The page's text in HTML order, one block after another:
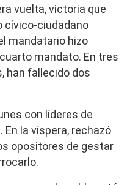
vuelta, victoria que
cívico-ciudadano
mandatario hizo
mandato. En tres
han fallecido dos
con líderes de
la víspera, rechazó
opositores de gestar